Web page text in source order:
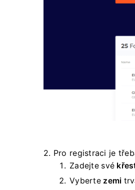
2. Pro registraci je
Zadejte své
Vyberte zemi